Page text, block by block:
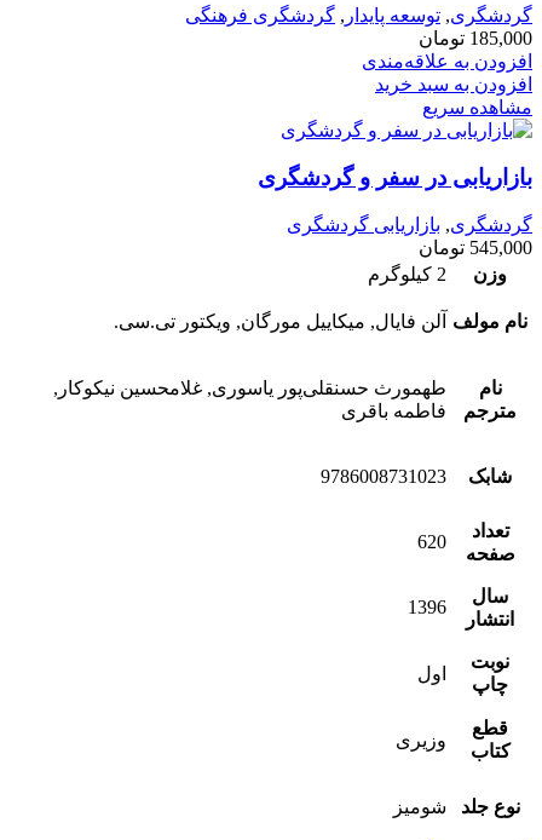
گردشگری, توسعه پایدار , گردشگری فرهنگی
185,000 تومان
افزودن به علاقه‌مندی
افزودن به سبد خرید
مشاهده سریع
بازاریابی در سفر و گردشگری
گردشگری, بازاریابی گردشگری
545,000 تومان
وزن
2 کیلوگرم
نام مولف آلن فایال, میکاییل مورگان, ویکتور تی.سی.
نام
مترجم
طهمورث حسنقلی‌پور یاسوری, غلامحسین نیکوکار,
فاطمه باقری
شابک 9786008731023
تعداد
صفحه
620
سال
انتشار
1396
نوبت
چاپ
اول
قطع
کتاب
وزیری
نوع جلد شومیز